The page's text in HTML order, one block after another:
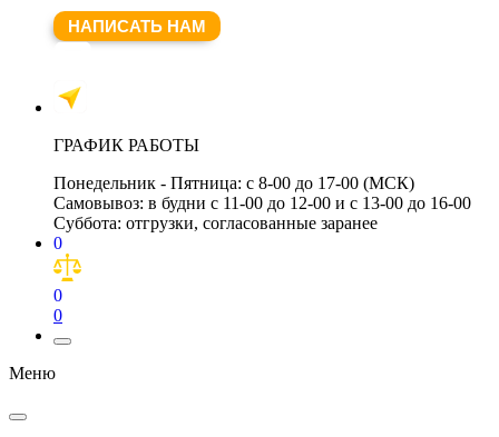
НАПИСАТЬ НАМ
ГРАФИК РАБОТЫ
Понедельник - Пятница: с 8-00 до 17-00 (МСК)
Самовывоз: в будни с 11-00 до 12-00 и с 13-00 до 16-00
Суббота: отгрузки, согласованные заранее
0
0
0
Меню